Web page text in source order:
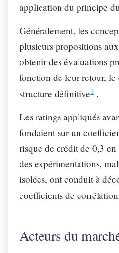
application du principe
Généralement, les
plusieurs propositions
obtenir des évaluations
fonction de leur retour, le
structure définitive1 .
Les ratings appliqués
fondaient sur un
risque de crédit de 0,3
des expérimentations,
isolées, ont conduit à
coefficients de
Acteurs du